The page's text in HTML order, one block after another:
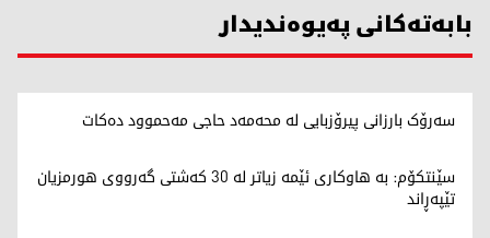
بابەتەکانی پەیوەندیدار
سەرۆک بارزانی پیرۆزبایی لە محەمەد حاجی مەحموود دەکات
سێنتکۆم: بە هاوکاری ئێمە زیاتر لە 30 کەشتی گەرووی هورمزیان
تێپەڕاند